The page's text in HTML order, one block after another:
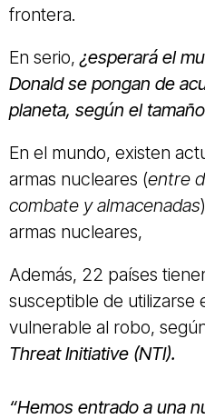
frontera.
En serio, ¿esperará el
Donald se pongan de
planeta, según el
En el mundo, existen
armas nucleares (entre
combate y almacenadas
armas nucleares,
Además, 22 países
susceptible de utilizarse
vulnerable al robo,
Threat Initiative (NTI).
“Hemos entrado a una